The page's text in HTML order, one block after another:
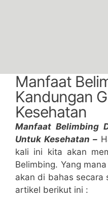
Manfaat
Kandungan
Kesehatan
Manfaat Belimbing
Untuk Kesehatan –
kali ini kita akan
Belimbing. Yang
akan di bahas secara
artikel berikut ini :